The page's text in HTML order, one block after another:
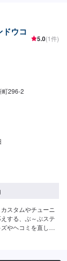
ウコ
5.0(1件)
町296-2
スタムやチューニ
する、ぶ～ぶステ
やヘコミを直しま